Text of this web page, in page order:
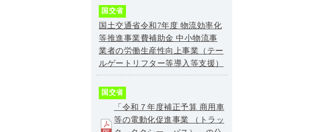
国交省
国土交通省令和7年度 物流効率化
等推進事業費補助金 中小物流事
業者の労働生産性向上事業（テー
ルゲートリフター等導入等支援）
国交省
「令和７年度補正予算 商用車
等の電動化促進事業 （トラッ